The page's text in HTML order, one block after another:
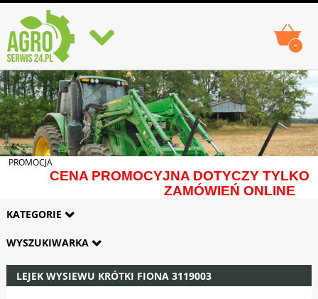
-
PROMOCJA
CENA PROMOCYJNA DOTYCZY TYLKO
ZAMÓWIEŃ ONLINE
KATEGORIE
WYSZUKIWARKA
LEJEK WYSIEWU KRÓTKI FIONA 3119003